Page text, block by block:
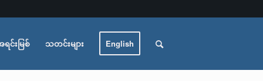
င်းမြစ် သတင်းများ English